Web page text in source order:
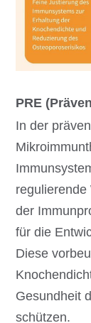
PRE
In der
der
für die
Diese
Gesundheit
schützen.